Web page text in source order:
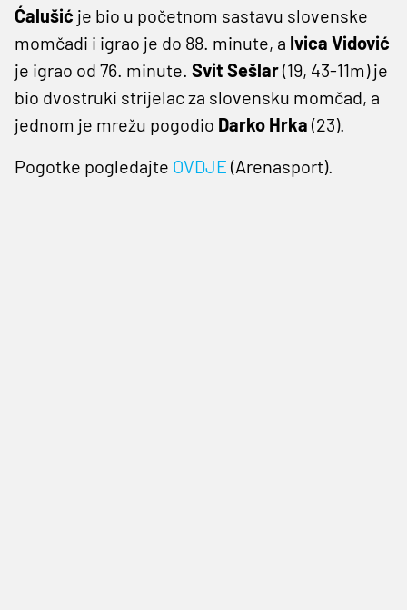
Ćalušić je bio u početnom sastavu slovenske
momčadi i igrao je do 88. minute, a Ivica Vidović
je igrao od 76. minute. Svit Sešlar(19, 43-11m) je
bio dvostruki strijelac za slovensku momčad, a
jednom je mrežu pogodio Darko Hrka (23).
Pogotke pogledajte OVDJE (Arenasport).